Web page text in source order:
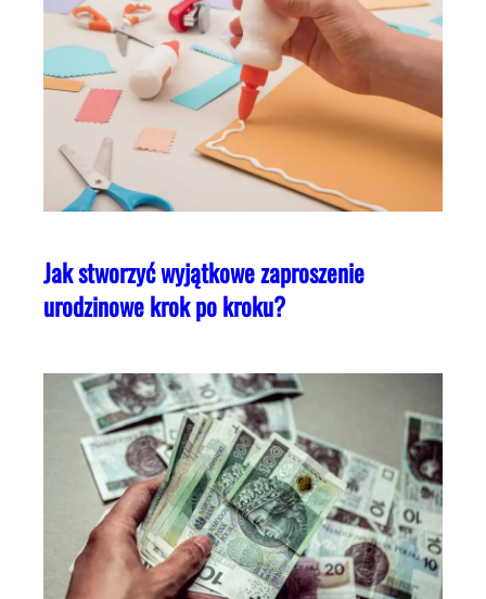
Jak stworzyć wyjątkowe zaproszenie
urodzinowe krok po kroku?